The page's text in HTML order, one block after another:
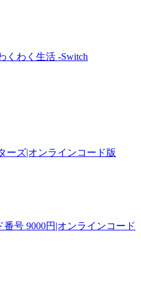
くわく生活 -Switch
ーズ|オンラインコード版
号 9000円|オンラインコード